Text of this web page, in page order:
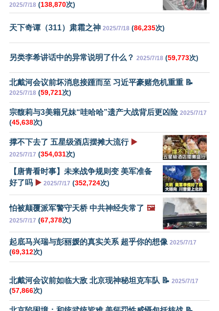
2025/7/18 (138,870次)
天下奇谭（311）肃霜之神 2025/7/18 (86,235次)
另类李希讲话中的异常说明了什么？ 2025/7/18 (59,773次)
北戴河会议前坏消息接踵而至 习近平豪赌危机重重 📝
2025/7/18 (59,721次)
宗馥莉与3美籍兄妹“哇哈哈”遗产大战背后更凶险 2025/7/17
(45,638次)
撑不下去了 五星级酒店摆摊大流行 ▶️
2025/7/17 (354,031次)
【唐青看时事】未来战争规则变 美军准备
好了吗 ▶️ 2025/7/17 (352,724次)
怕被颠覆派军警守天桥 中共神经失常了 🖼️
2025/7/17 (67,378次)
起底马兴瑞与彭丽媛的真实关系 超乎你的想像 2025/7/17
(69,312次)
北戴河会议前如临大敌 北京现神秘坦克车队 📝 2025/7/17
(57,866次)